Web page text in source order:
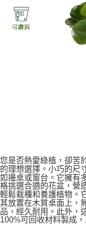
您是否熱愛綠植，卻苦
的理想選擇。小巧的尺
如邊桌或窗台。它擁有
格挑選合適的花盆，營
輕鬆栽種和養護植物。
其放置在木質桌面上，
品，經久耐用。此外，
100%可回收材料製成